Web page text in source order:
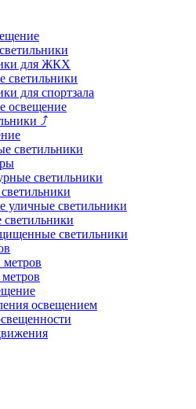
для ЖКХ
светильники
для спортзала
освещение
⤴
светильники
светильники
уличные светильники
светильники
освещением